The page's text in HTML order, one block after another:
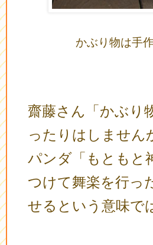
かぶり物は手
齋藤さん「かぶり
ったりはしません
パンダ「もともと
つけて舞楽を行っ
せるという意味で